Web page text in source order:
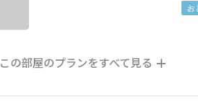
お
この部屋のプランをすべて見る